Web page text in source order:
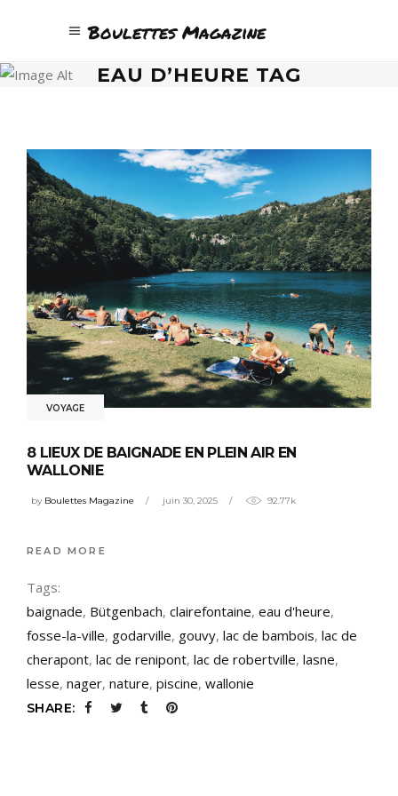
Boulettes Magazine
EAU D’HEURE TAG
VOYAGE
8 LIEUX DE BAIGNADE EN PLEIN AIR EN
WALLONIE
by Boulettes Magazine juin 30, 2025 92.77k
READ MORE
Tags:
baignade, Bütgenbach, clairefontaine, eau d'heure,
fosse-la-ville, godarville, gouvy, lac de bambois, lac de
cherapont, lac de renipont, lac de robertville, lasne,
lesse, nager, nature, piscine, wallonie
SHARE: